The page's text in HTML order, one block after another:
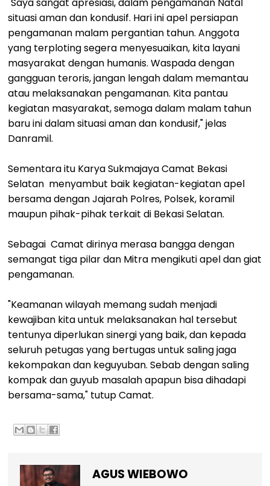
"Saya sangat apresiasi, dalam pengamanan Natal
situasi aman dan kondusif. Hari ini apel persiapan
pengamanan malam pergantian tahun. Anggota
yang terploting segera menyesuaikan, kita layani
masyarakat dengan humanis. Waspada dengan
gangguan teroris, jangan lengah dalam memantau
atau melaksanakan pengamanan. Kita pantau
kegiatan masyarakat, semoga dalam malam tahun
baru ini dalam situasi aman dan kondusif," jelas
Danramil.
Sementara itu Karya Sukmajaya Camat Bekasi
Selatan menyambut baik kegiatan-kegiatan apel
bersama dengan Jajarah Polres, Polsek, koramil
maupun pihak-pihak terkait di Bekasi Selatan.
Sebagai Camat dirinya merasa bangga dengan
semangat tiga pilar dan Mitra mengikuti apel dan giat
pengamanan.
"Keamanan wilayah memang sudah menjadi
kewajiban kita untuk melaksanakan hal tersebut
tentunya diperlukan sinergi yang baik, dan kepada
seluruh petugas yang bertugas untuk saling jaga
kekompakan dan keguyuban. Sebab dengan saling
kompak dan guyub masalah apapun bisa dihadapi
bersama-sama," tutup Camat.
AGUS WIEBOWO